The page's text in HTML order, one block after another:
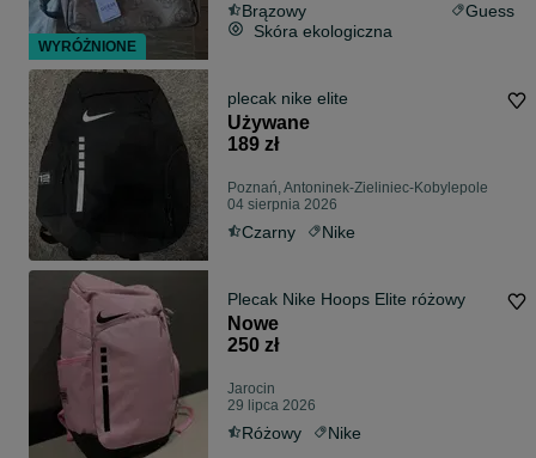
Brązowy
Guess
Skóra ekologiczna
plecak nike elite
Używane
189 zł
Poznań, Antoninek-Zieliniec-Kobylepole
04 sierpnia 2026
Czarny Nike
Plecak Nike Hoops Elite różowy
Nowe
250 zł
Jarocin
29 lipca 2026
Różowy Nike
WYRÓŻNIONE